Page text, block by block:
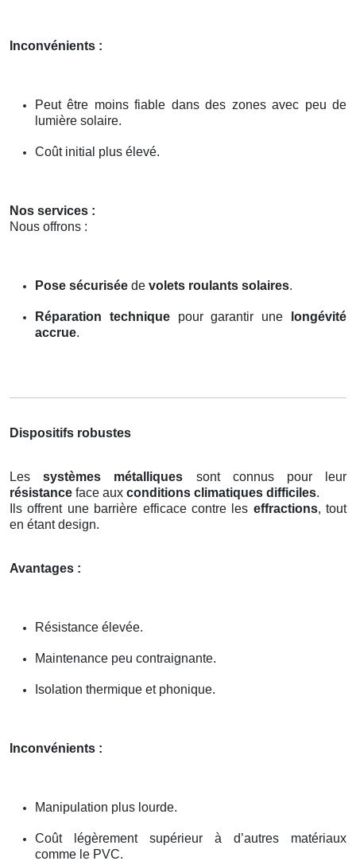
Inconvénients :
Peut être moins fiable dans des zones avec peu de
lumière solaire.
Coût initial plus élevé.
Nos services :
Nous offrons :
Pose sécurisée de volets roulants solaires.
Réparation techniquepour garantir une
longévité
accrue.
Dispositifs robustes
Lessystèmes métalliques sont connus pour leur
résistance face aux conditions climatiques difficiles.
Ils offrent une barrière efficace contre les effractions, tout
en étant design.
Avantages :
Résistance élevée.
Maintenance peu contraignante.
Isolation thermique et phonique.
Inconvénients :
Manipulation plus lourde.
Coût légèrement supérieur à d’autres matériaux
comme le PVC.